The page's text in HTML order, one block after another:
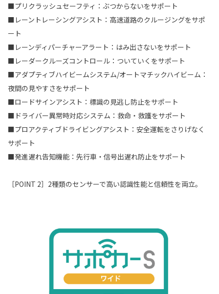
■プリクラッシュセーフティ：ぶつからないをサポート
■レーントレーシングアシスト：高速道路のクルージングをサポ
ート
■レーンディパーチャーアラート：はみ出さないをサポート
■レーダークルーズコントロール：ついていくをサポート
■アダプティブハイビームシステム/オートマチックハイビーム：
夜間の見やすさをサポート
■ロードサインアシスト：標識の見逃し防止をサポート
■ドライバー異常時対応システム：救命・救護をサポート
■プロアクティブドライビングアシスト：安全運転をさりげなく
サポート
■発進遅れ告知機能：先行車・信号出遅れ防止をサポート
［POINT 2］2種類のセンサーで高い認識性能と信頼性を両立。